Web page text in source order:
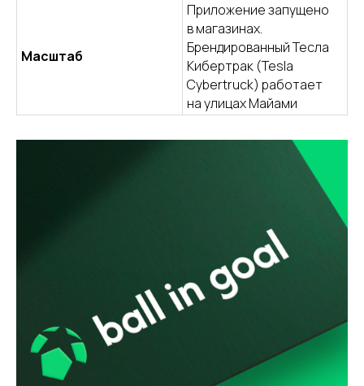
Масштаб
Приложение запущено
в магазинах.
Брендированный Тесла
Кибертрак (Tesla
Cybertruck) работает
на улицах Майами